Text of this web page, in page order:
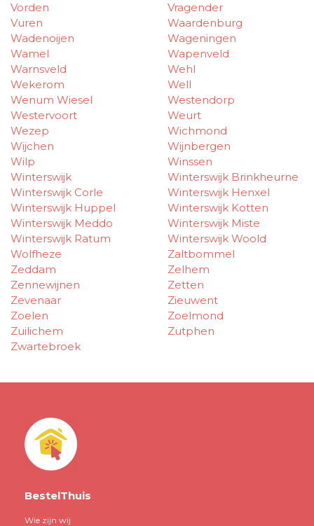
Vorden
Vragender
Vuren
Waardenburg
Wadenoijen
Wageningen
Wamel
Wapenveld
Warnsveld
Wehl
Wekerom
Well
Wenum Wiesel
Westendorp
Westervoort
Weurt
Wezep
Wichmond
Wijchen
Wijnbergen
Wilp
Winssen
Winterswijk
Winterswijk Brinkheurne
Winterswijk Corle
Winterswijk Henxel
Winterswijk Huppel
Winterswijk Kotten
Winterswijk Meddo
Winterswijk Miste
Winterswijk Ratum
Winterswijk Woold
Wolfheze
Zaltbommel
Zeddam
Zelhem
Zennewijnen
Zetten
Zevenaar
Zieuwent
Zoelen
Zoelmond
Zuilichem
Zutphen
Zwartebroek
BestelThuis
Wie zijn wij